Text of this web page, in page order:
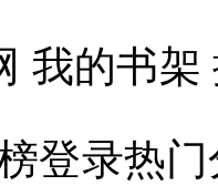
我的书
登录热